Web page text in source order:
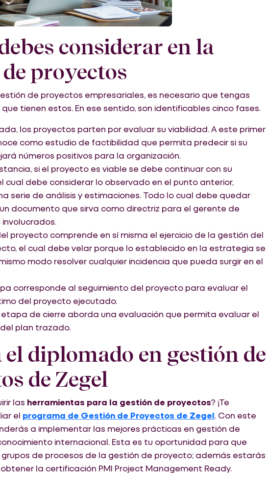
considerar en la
proyectos
de proyectos empresariales, es necesario que tengas
tienen estos. En ese sentido, son identificables cinco fases.
los proyectos parten por evaluar su viabilidad. A este primer
como estudio de factibilidad que permita predecir si su
números positivos para la organización.
si el proyecto es viable se debe continuar con su
cual debe considerar lo observado en el punto anterior,
serie de análisis y estimaciones. Todo lo cual debe quedar
documento que sirva como directriz para el gerente de
proyecto comprende en sí misma el ejercicio de la gestión del
el cual debe velar porque lo establecido en la estrategia se
modo resolver cualquier incidencia que pueda surgir en el
corresponde al seguimiento del proyecto para evaluar el
del proyecto ejecutado.
etapa de cierre aborda una evaluación que permita evaluar el
plan trazado.
diplomado en gestión de
de Zegel
las herramientas para la gestión de proyectos? ¡Te
el programa de Gestión de Proyectos de Zegel. Con este
a implementar las mejores prácticas en gestión de
internacional. Esta es tu oportunidad para que
grupos de procesos de la gestión de proyecto; además estarás
la certificación PMI Project Management Ready.